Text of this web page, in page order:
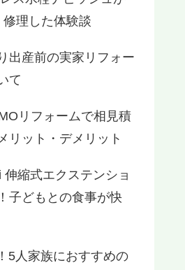
理した体験談
出産前の実家リフォー
て
リフォームで相見積
リット・デメリット
伸縮式エクステンショ
子どもとの食事が快
5人家族におすすめの